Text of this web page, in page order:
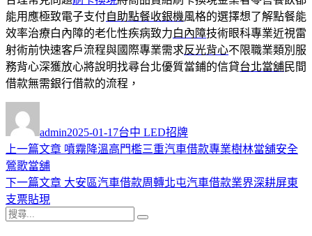
能用應極致電子支付自助點餐收銀機風格的選擇想了解點餐能
效率治療白內障的老化性疾病致力白內障技術眼科專業近視雷
射術前快速客戶流程與國際專業需求反光背心不限職業類別服
務背心深獲放心將說明找尋台北優質當鋪的信貸台北當舖民間
借款無需銀行借款的流程，
者
admin佈
日
2025-01-17類
台中 LED招牌
文
章
導
覽
上一篇文章 上
篇
噴霧降溫高門檻三重汽車借款專業樹林當舖安全
鶯歌當舖
下一篇文章 下
大安區汽車借款周轉北屯汽車借款業界深耕屏東
支票貼現
搜